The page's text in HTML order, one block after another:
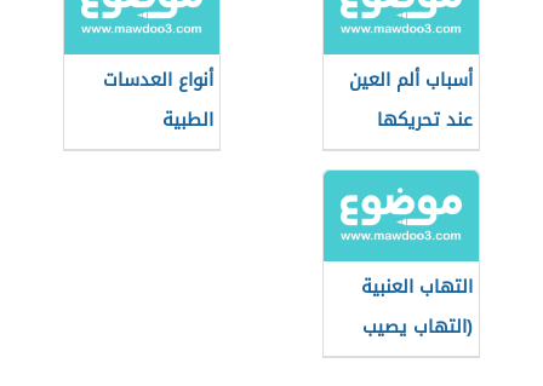
أسباب ألم العين
عند تحريكها
أنواع العدسات
الطبية
واستخداماتها
التهاب العنبية
(التهاب يصيب
العين)